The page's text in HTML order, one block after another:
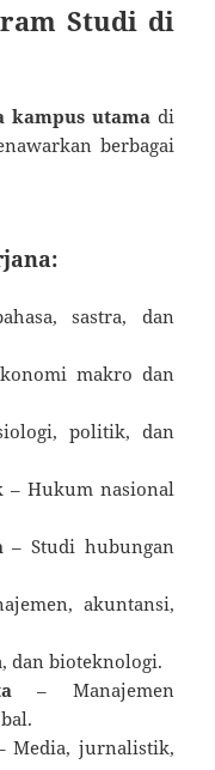
Studi di
kampus utama di
berbagai
sastra, dan
makro dan
politik, dan
– Hukum nasional
– Studi hubungan
akuntansi,
dan bioteknologi.
– Manajemen
Media, jurnalistik,